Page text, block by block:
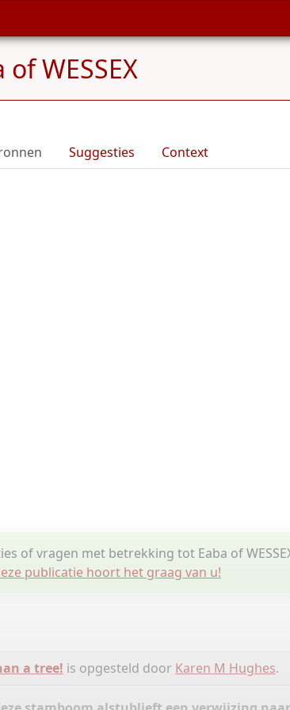
of WESSEX
Suggesties Context
of vragen met betrekking tot Eaba of
publicatie hoort het graag van u!
a tree! is opgesteld door Karen M Hughes.